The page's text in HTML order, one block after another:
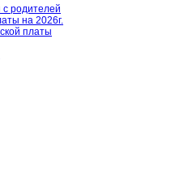
родителей
на 2026г.
платы